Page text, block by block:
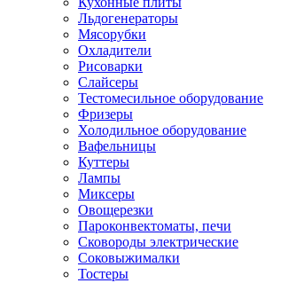
Льдогенераторы
Мясорубки
Охладители
Рисоварки
Слайсеры
Тестомесильное оборудование
Фризеры
Холодильное оборудование
Вафельницы
Куттеры
Лампы
Миксеры
Овощерезки
Пароконвектоматы, печи
Сковороды электрические
Соковыжималки
Тостеры